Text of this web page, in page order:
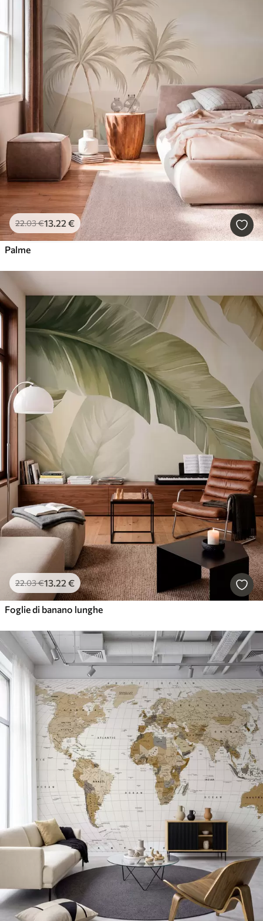
22.03€13.22 €
Palme
22.03€13.22 €
Foglie di banano lunghe